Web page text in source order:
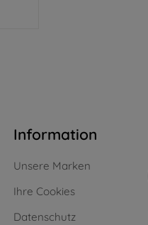
Information
Unsere Marken
Ihre Cookies
Datenschutz